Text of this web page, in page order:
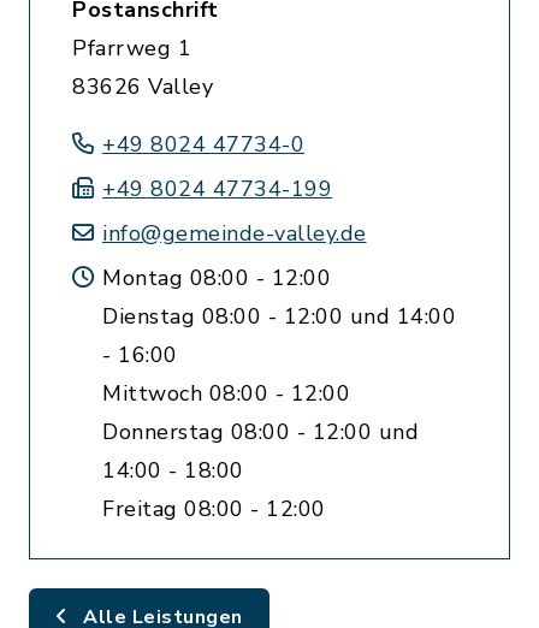
Postanschrift
Pfarrweg 1
83626 Valley
+49 8024 47734-0
+49 8024 47734-199
info@gemeinde-valley.de
Montag 08:00 - 12:00
Dienstag 08:00 - 12:00 und 14:00
- 16:00
Mittwoch 08:00 - 12:00
Donnerstag 08:00 - 12:00 und
14:00 - 18:00
Freitag 08:00 - 12:00
Alle Leistungen